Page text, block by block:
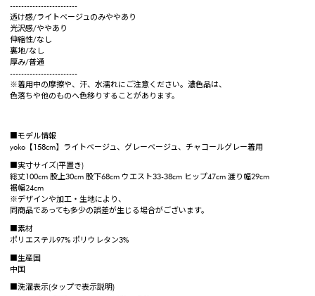
------------------------
透け感/ライトベージュのみややあり
光沢感/ややあり
伸縮性/なし
裏地/なし
厚み/普通
------------------------
※着用中の摩擦や、汗、水濡れにご注意ください。濃色品は、
色落ちや他のものへ色移りすることがあります。
■モデル情報
yoko【158cm】ライトベージュ、グレーベージュ、チャコールグレー着用
■実寸サイズ(平置き)
総丈100cm 股上30cm 股下68cm ウエスト33-38cm ヒップ47cm 渡り幅29cm
裾幅24cm
※デザインや加工・生地により、
同商品であっても多少の誤差が生じる場合がございます。
■素材
ポリエステル97% ポリウレタン3%
■生産国
中国
■洗濯表示(タップで表示説明)